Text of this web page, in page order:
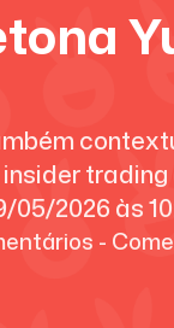
trading
05/2026 às
-